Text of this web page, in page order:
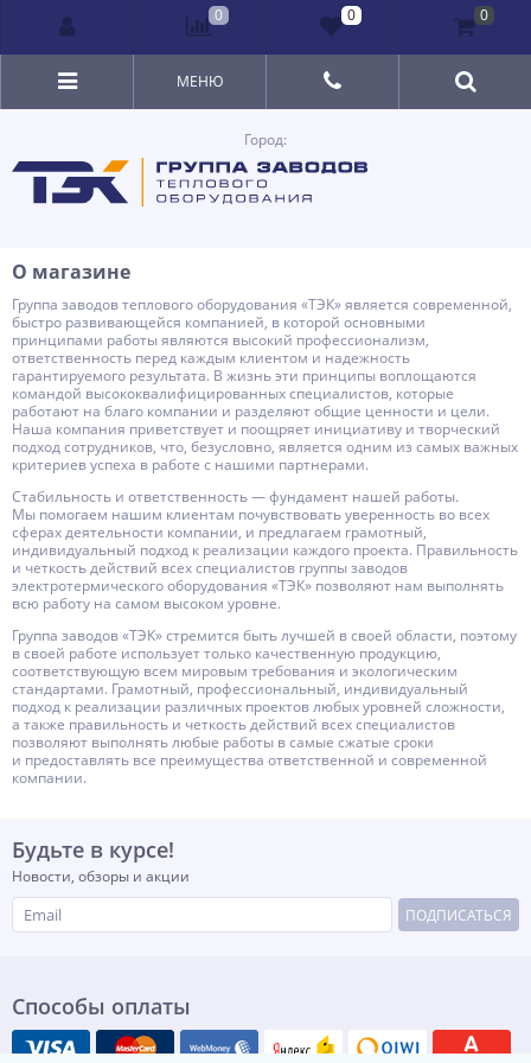
Город:
МЕНЮ
О магазине
Группа заводов теплового оборудования «ТЭК» является современной,
быстро развивающейся компанией, в которой основными
принципами работы являются высокий профессионализм,
ответственность перед каждым клиентом и надежность
гарантируемого результата. В жизнь эти принципы воплощаются
командой высококвалифицированных специалистов, которые
работают на благо компании и разделяют общие ценности и цели.
Наша компания приветствует и поощряет инициативу и творческий
подход сотрудников, что, безусловно, является одним из самых важных
критериев успеха в работе с нашими партнерами.
Стабильность и ответственность — фундамент нашей работы.
Мы помогаем нашим клиентам почувствовать уверенность во всех
сферах деятельности компании, и предлагаем грамотный,
индивидуальный подход к реализации каждого проекта. Правильность
и четкость действий всех специалистов группы заводов
электротермического оборудования «ТЭК» позволяют нам выполнять
всю работу на самом высоком уровне.
Группа заводов «ТЭК» стремится быть лучшей в своей области, поэтому
в своей работе использует только качественную продукцию,
соответствующую всем мировым требования и экологическим
стандартами. Грамотный, профессиональный, индивидуальный
подход к реализации различных проектов любых уровней сложности,
а также правильность и четкость действий всех специалистов
позволяют выполнять любые работы в самые сжатые сроки
и предоставлять все преимущества ответственной и современной
компании.
Будьте в курсе!
Новости, обзоры и акции
ПОДПИСАТЬСЯ
Способы оплаты
0 0 0